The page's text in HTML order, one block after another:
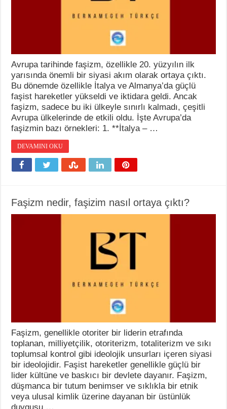
Avrupa tarihinde faşizm, özellikle 20. yüzyılın ilk
yarısında önemli bir siyasi akım olarak ortaya çıktı.
Bu dönemde özellikle İtalya ve Almanya’da güçlü
faşist hareketler yükseldi ve iktidara geldi. Ancak
faşizm, sadece bu iki ülkeyle sınırlı kalmadı, çeşitli
Avrupa ülkelerinde de etkili oldu. İşte Avrupa’da
faşizmin bazı örnekleri: 1. **İtalya – …
DEVAMINI OKU
Faşizm nedir, faşizim nasıl ortaya çıktı?
Faşizm, genellikle otoriter bir liderin etrafında
toplanan, milliyetçilik, otoriterizm, totaliterizm ve sıkı
toplumsal kontrol gibi ideolojik unsurları içeren siyasi
bir ideolojidir. Faşist hareketler genellikle güçlü bir
lider kültüne ve baskıcı bir devlete dayanır. Faşizm,
düşmanca bir tutum benimser ve sıklıkla bir etnik
veya ulusal kimlik üzerine dayanan bir üstünlük